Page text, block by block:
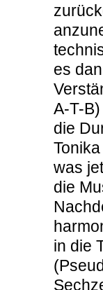
es
A-T-
die
was
die
in die